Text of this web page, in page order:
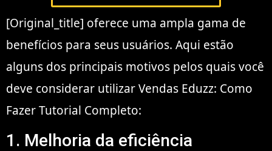
[Original_title] oferece uma ampla gama de
benefícios para seus usuários. Aqui estão
alguns dos principais motivos pelos quais você
deve considerar utilizar Vendas Eduzz: Como
Fazer Tutorial Completo:
1. Melhoria da eficiência